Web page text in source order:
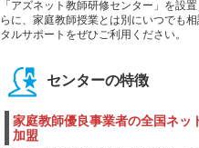
「アズネット教師研修センター」を設
らに、家庭教師授業とは別にいつでも
タルサポートをぜひご利用ください。
センターの特徴
家庭教師優良事業者の全国ネッ
加盟